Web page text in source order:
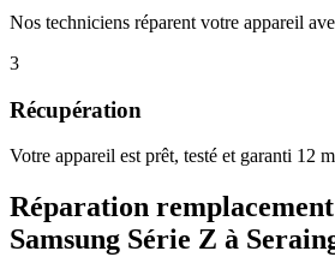
Nos techniciens réparent votre appareil
3
Récupération
Votre appareil est prêt, testé et garanti 12
Réparation
Samsung Série Z à